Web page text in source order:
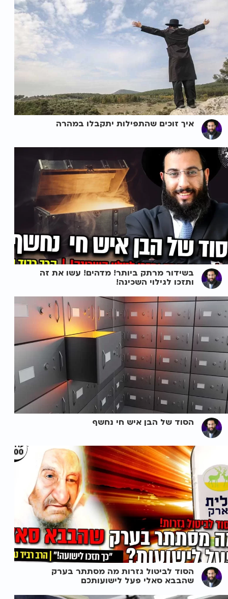
איך זוכים שהתפילות יתקבלו במהרה
בשידור מרתק ביותר! מדהים! עשו את זה
ותזכו לגילוי השכינה!
הסוד של הבן איש חי נחשף
הסוד לביטול גזרות מה מסתתר בערק
שהבבא סאלי פעל לישועותכם